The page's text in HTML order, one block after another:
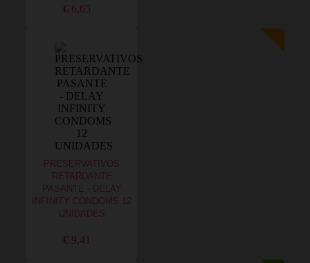
€ 6,65
PRESERVATIVOS
RETARDANTE
PASANTE - DELAY
INFINITY CONDOMS 12
UNIDADES
€ 9,41